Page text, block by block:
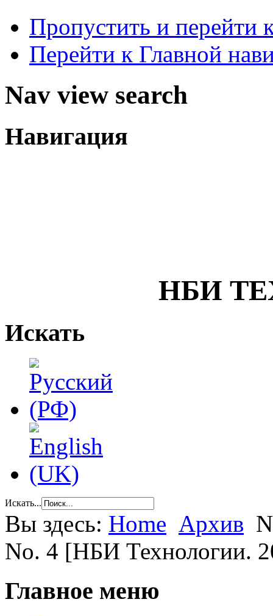
Пропустить и перейти
Перейти к Главной
Nav view search
Навигация
НБИ
Искать
Искать...
Вы здесь: Home Архив
No. 4 [НБИ Технологии.
Главное меню